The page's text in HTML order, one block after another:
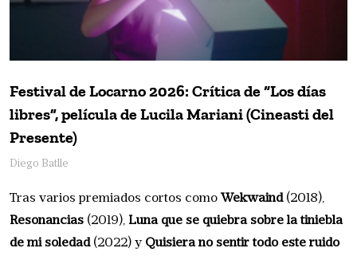
Festival de Locarno 2026: Crítica de “Los días
libres”, película de Lucila Mariani (Cineasti del
Presente)
Diego Batlle
Tras varios premiados cortos como Wekwaind(2018),
Resonancias (2019), Luna que se quiebra sobre la tiniebla
de mi soledad(2022) y Quisiera no sentir todo este ruido